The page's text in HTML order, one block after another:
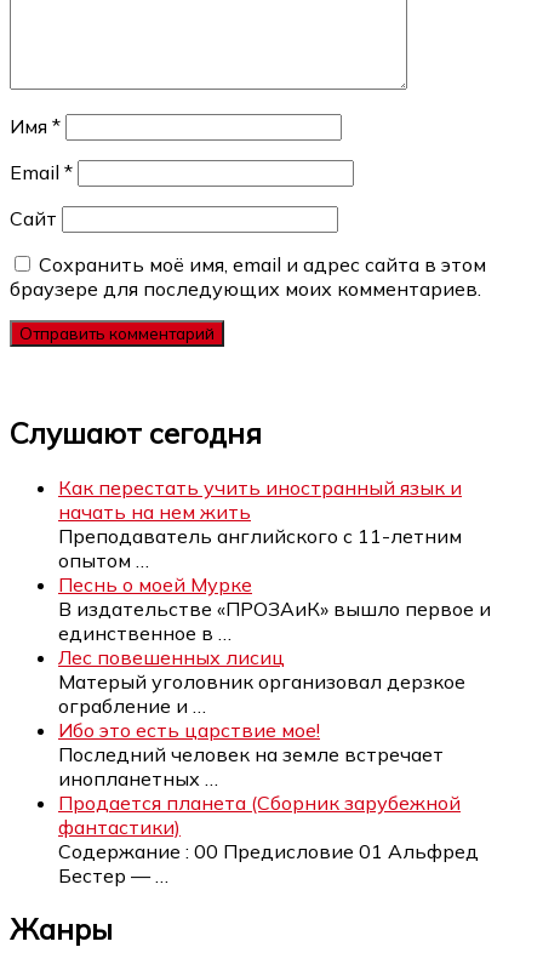
Имя *
Email *
Сайт
Сохранить моё имя, email и адрес сайта в этом
браузере для последующих моих комментариев.
Слушают сегодня
Как перестать учить иностранный язык и
начать на нем жить
Преподаватель английского с 11-летним
опытом
Песнь о моей Мурке
В издательстве «ПРОЗАиК» вышло первое и
единственное в
Лес повешенных лисиц
Матерый уголовник организовал дерзкое
ограбление и
Ибо это есть царствие мое!
Последний человек на земле встречает
инопланетных
Продается планета (Сборник зарубежной
фантастики)
Содержание : 00 Предисловие 01 Альфред
Бестер —
Жанры